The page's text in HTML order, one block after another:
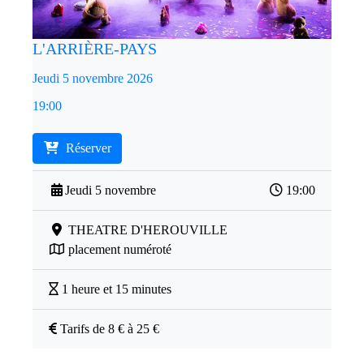
L'ARRIÈRE-PAYS
Jeudi 5 novembre 2026
19:00
Réserver
Jeudi 5 novembre 19:00
THEATRE D'HEROUVILLE
placement numéroté
1 heure et 15 minutes
Tarifs de 8 € à 25 €